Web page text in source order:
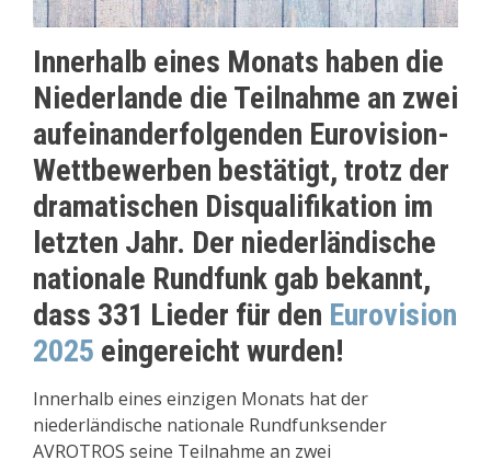
Innerhalb eines Monats haben die
Niederlande die Teilnahme an zwei
aufeinanderfolgenden Eurovision-
Wettbewerben bestätigt, trotz der
dramatischen Disqualifikation im
letzten Jahr. Der niederländische
nationale Rundfunk gab bekannt,
dass 331 Lieder für den Eurovision
2025 eingereicht wurden!
Innerhalb eines einzigen Monats hat der
niederländische nationale Rundfunksender
AVROTROS seine Teilnahme an zwei